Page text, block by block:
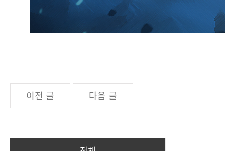
이전 글 다음 글